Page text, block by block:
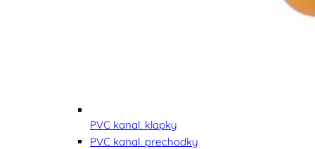
PVC kanal. klapky
PVC kanal. prechodky